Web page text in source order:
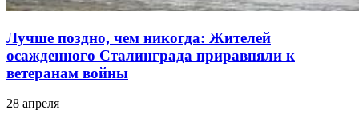
Лучше поздно, чем никогда: Жителей
осажденного Сталинграда приравняли к
ветеранам войны
28 апреля